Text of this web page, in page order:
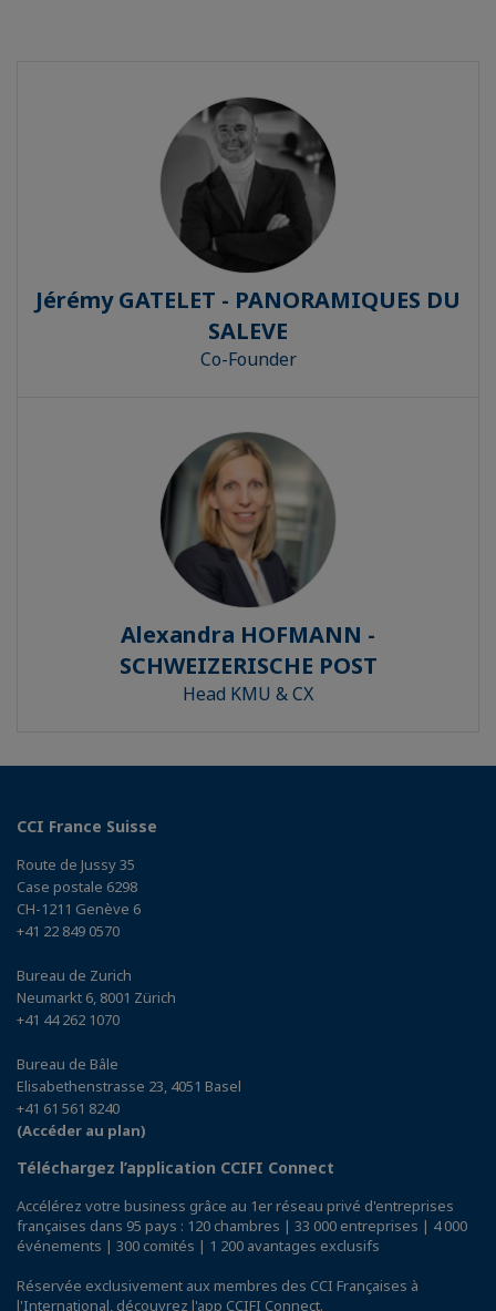
Jérémy GATELET - PANORAMIQUES DU
SALEVE
Co-Founder
Alexandra HOFMANN -
SCHWEIZERISCHE POST
Head KMU & CX
CCI France Suisse
Route de Jussy 35
Case postale 6298
CH-1211 Genève 6
+41 22 849 0570
Bureau de Zurich
Neumarkt 6, 8001 Zürich
+41 44 262 1070
Bureau de Bâle
Elisabethenstrasse 23, 4051 Basel
+41 61 561 8240
(Accéder au plan)
Téléchargez l’application CCIFI Connect
Accélérez votre business grâce au 1er réseau privé d'entreprises
françaises dans 95 pays : 120 chambres | 33 000 entreprises | 4 000
événements | 300 comités | 1 200 avantages exclusifs
Réservée exclusivement aux membres des CCI Françaises à
l'International, découvrez l'app CCIFI Connect.